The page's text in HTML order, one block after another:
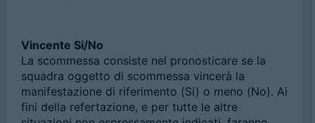
Vincente Si/No
La scommessa consiste nel pronosticare se la
squadra oggetto di scommessa vincerà la
manifestazione di riferimento (Si) o meno (No). Ai
fini della refertazione, e per tutte le altre